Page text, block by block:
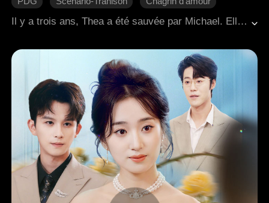
Romance moderne
Il y a trois ans, Thea a été sauvée par Michael. Elle a travaillé pour le soutenir, a économisé pour son opération chirurgicale et est tombée amoureuse. Ignorante du fait que cela n'était qu'un pari perdu de sa part, Michael a profité d'une fille pauvre en la faisant subvenir à ses besoins. Lorsque la vérité a éclaté, Thea a mis fin à leur relation. Déchiré entre sa fierté et son désir, Michael l'a harcelée pour qu'elle revienne. Le frère adoptif de Thea, Josh, se souciait sincèrement d'elle, ce qui a suscité la jalousie de Michael. La fiancée de Michael, consumée par l'envie, a organisé un accident de voiture pour tuer Thea. Les deux hommes sont venus à son secours, mais Josh avait besoin d'une transplantation cardiaque pour survivre. Thea a juré de mourir avec Josh s'il ne s'en sortait pas. Réalisant qu'il l'avait perdue pour toujours, Michael a donné son propre cœur pour sauver Josh, lui permettant de rester avec Thea pour la vie.